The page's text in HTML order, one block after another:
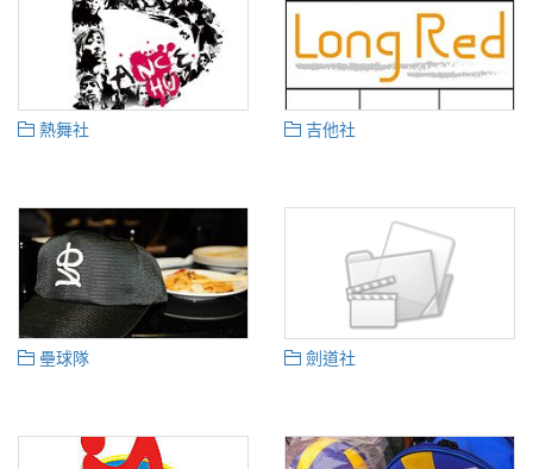
熱舞社 吉他社
壘球隊 劍道社